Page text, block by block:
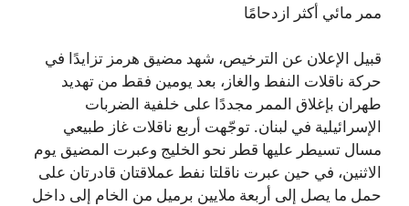
ممر مائي أكثر ازدحامًا
قبيل الإعلان عن الترخيص، شهد مضيق هرمز تزايدًا في
حركة ناقلات النفط والغاز، بعد يومين فقط من تهديد
طهران بإغلاق الممر مجددًا على خلفية الضربات
الإسرائيلية في لبنان. توجّهت أربع ناقلات غاز طبيعي
مسال تسيطر عليها قطر نحو الخليج وعبرت المضيق يوم
الاثنين، في حين عبرت ناقلتا نفط عملاقتان قادرتان على
حمل ما يصل إلى أربعة ملايين برميل من الخام إلى داخل